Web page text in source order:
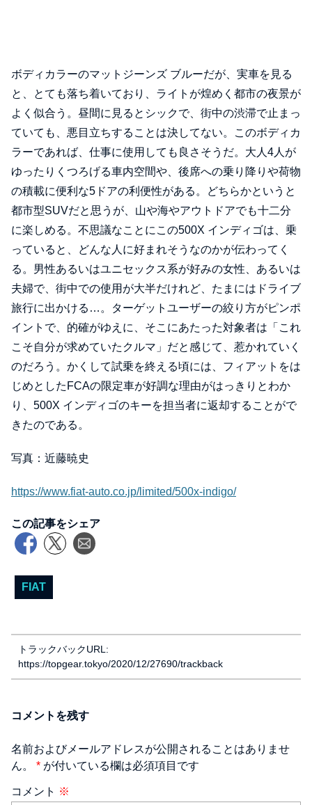
ボディカラーのマットジーンズ ブルーだが、実車を見る
と、とても落ち着いており、ライトが煌めく都市の夜景が
よく似合う。昼間に見るとシックで、街中の渋滞で止まっ
ていても、悪目立ちすることは決してない。このボディカ
ラーであれば、仕事に使用しても良さそうだ。大人4人が
ゆったりくつろげる車内空間や、後席への乗り降りや荷物
の積載に便利な5ドアの利便性がある。どちらかというと
都市型SUVだと思うが、山や海やアウトドアでも十二分
に楽しめる。不思議なことにこの500X インディゴは、乗
っていると、どんな人に好まれそうなのかが伝わってく
る。男性あるいはユニセックス系が好みの女性、あるいは
夫婦で、街中での使用が大半だけれど、たまにはドライブ
旅行に出かける…。ターゲットユーザーの絞り方がピンポ
イントで、的確がゆえに、そこにあたった対象者は「これ
こそ自分が求めていたクルマ」だと感じて、惹かれていく
のだろう。かくして試乗を終える頃には、フィアットをは
じめとしたFCAの限定車が好調な理由がはっきりとわか
り、500X インディゴのキーを担当者に返却することがで
きたのである。
写真：近藤暁史
https://www.fiat-auto.co.jp/limited/500x-indigo/
この記事をシェア
FIAT
トラックバックURL:
https://topgear.tokyo/2020/12/27690/trackback
コメントを残す
名前およびメールアドレスが公開されることはありませ
ん。 * が付いている欄は必須項目です
コメント ※